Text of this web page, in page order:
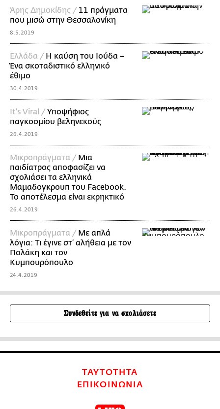
Άρης Δημοκίδης / 11 πράγματα
που μισώ στην Θεσσαλονίκη
8.5.2019
Ελλάδα / Η καύση του Ιούδα –
Ένα σκοταδιστικό ελληνικό
έθιμο
30.4.2019
It's Viral /Υποψήφιος
παγκοσμίου βεληνεκούς
26.4.2019
Mικροπράγματα / Μια
παιδίατρος αποφασίζει να
σχολιάσει τα ελληνικά
Μαμαδογκρουπ του Facebook.
Το αποτέλεσμα είναι εκρηκτικό
26.4.2019
Mικροπράγματα / Με απλά
λόγια: Τι έγινε στ’ αλήθεια με τον
Πολάκη και τον
Κυμπουρόπουλο
24.4.2019
Συνδεθείτε για να σχολιάσετε
ΤΑΥΤΟΤΗΤΑ
ΕΠΙΚΟΙΝΩΝΙΑ